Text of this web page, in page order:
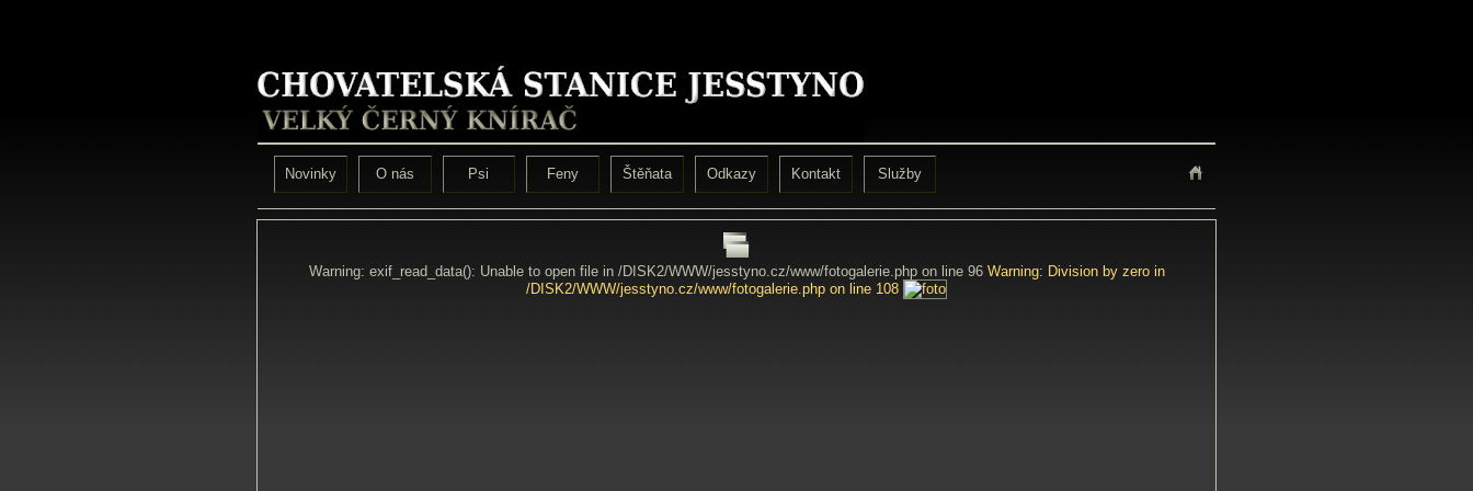
Novinky O nás Psi Feny Štěňata Odkazy Kontakt Služby
Warning: exif_read_data(): Unable to open file in /DISK2/WWW/jesstyno.cz/www/fotogalerie.php on line 96 Warning: Division by zero in
/DISK2/WWW/jesstyno.cz/www/fotogalerie.php on line 108